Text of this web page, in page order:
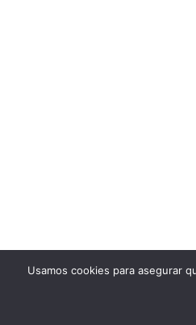
Usamos cookies para asegurar